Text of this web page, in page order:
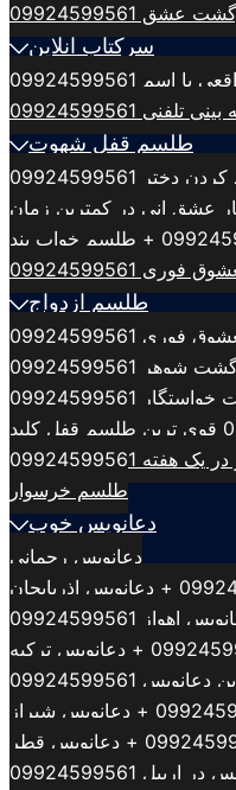
09924599561
سرکتاب انلاین
09924599561
09924599561
طلسم قفل شهوت
09924599561
عشق انی در کمترین زمان
09924599561
طلسم ازدواج
09924599561
09924599561
09924599561
طلسم خرسوار
دعانویس خوب
دعانویس رحمانی
09924599561
09924599561